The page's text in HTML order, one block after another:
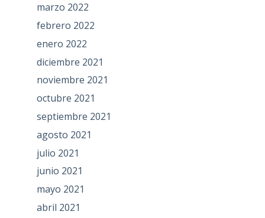
marzo 2022
febrero 2022
enero 2022
diciembre 2021
noviembre 2021
octubre 2021
septiembre 2021
agosto 2021
julio 2021
junio 2021
mayo 2021
abril 2021